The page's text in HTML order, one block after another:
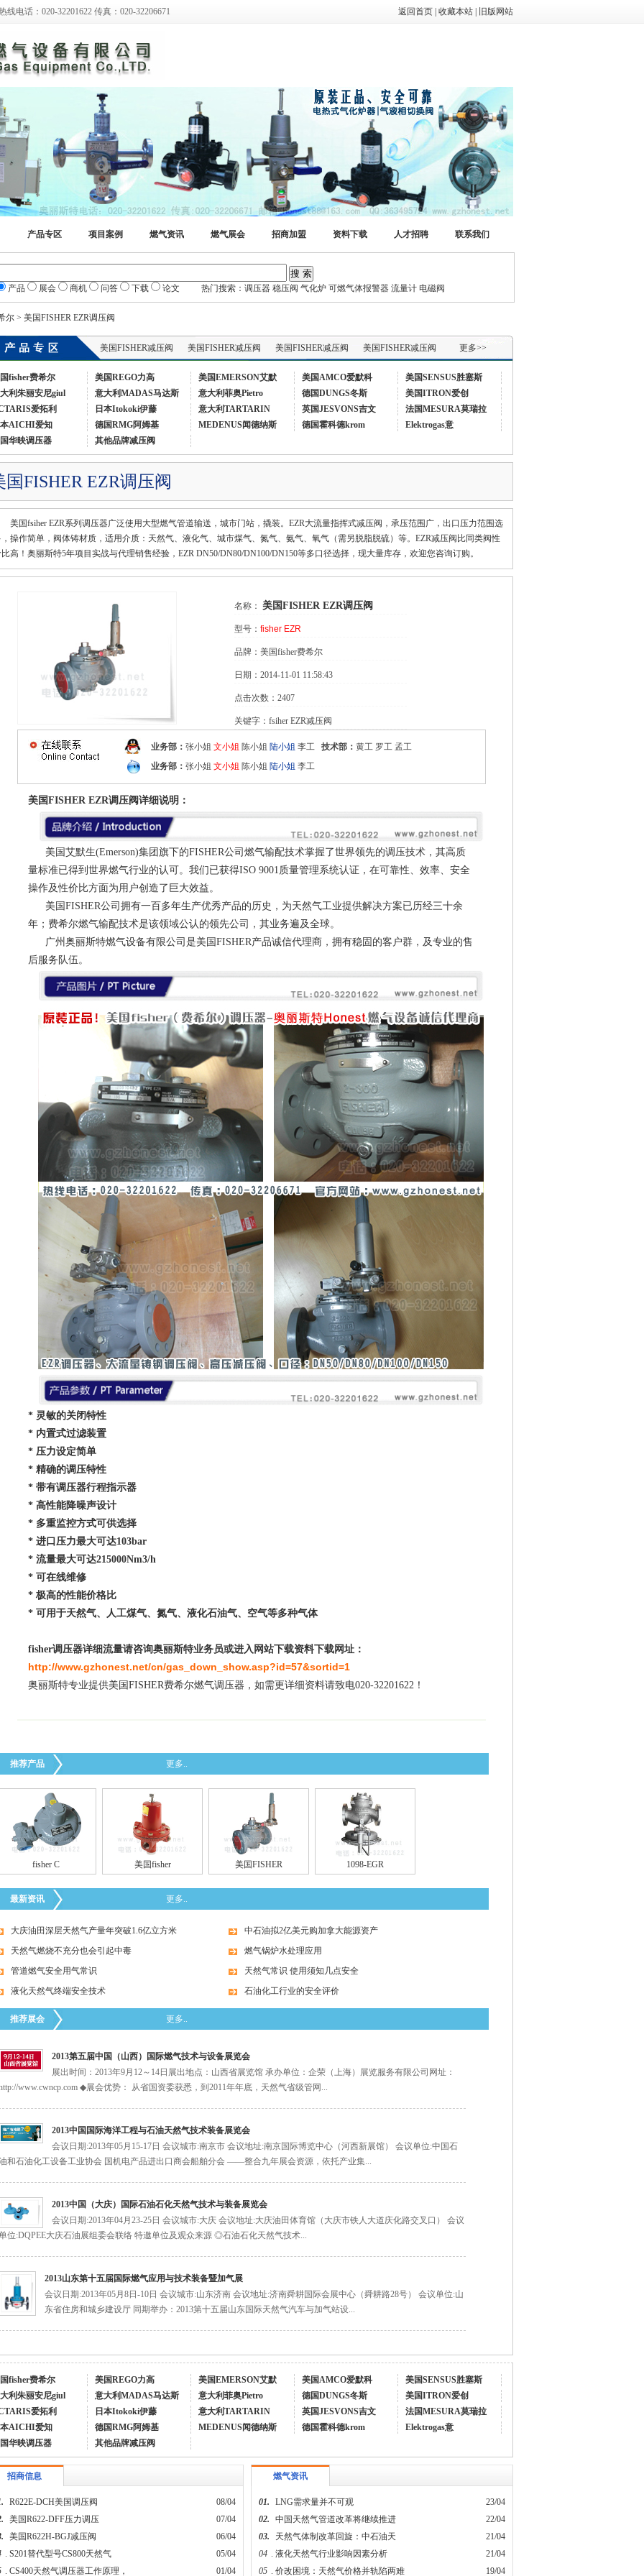
话：020-32201622 传真：020-32206671 返回首页 收藏本站 旧版网站
产品专区 项目案例 燃气资讯 燃气展会 招商加盟 资料下载 人才招聘 联系我们
产品 展会 商机 问答 下载 论文 热门搜索：调压器 稳压阀 气化炉 可燃气体报警器 流量计 电磁阀
> 美国FISHER EZR调压阀
美国FISHER减压阀 美国FISHER减压阀 美国FISHER减压阀 美国FISHER减压阀 更多>>
fisher费希尔 美国REGO力高 美国EMERSON艾默 美国AMCO爱默科
美国SENSUS胜塞斯
利朱丽安尼giul
意大利MADAS马达斯 意大利菲奥Pietro 德国DUNGS冬斯
美国ITRON爱创
爱拓利
日本Itokoki伊藤 意大利TARTARIN 英国JESVONS吉文
法国MESURA莫瑞拉
本AICHI爱知
德国RMG阿姆基 MEDENUS闻德纳斯 德国霍科德krom
Elektrogas意
华映调压器
其他品牌减压阀
国FISHER EZR调压阀
美国fsiher EZR系列调压器广泛使用大型燃气管道输送，城市门站，撬装。EZR大流量指挥式减压阀，承压范围广，出口压力范围选
，操作简单，阀体铸材质，适用介质：天然气、液化气、城市煤气、氮气、氨气、氧气（需另脱脂脱硫）等。EZR减压阀比同类阀性
高！奥丽斯特5年项目实战与代理销售经验，EZR DN50/DN80/DN100/DN150等多口径选择，现大量库存，欢迎您咨询订购。
名称： 美国FISHER EZR调压阀
型号： fisher EZR
品牌：美国fisher费希尔
日期：2014-11-01 11:58:43
点击次数：2407
关键字：fsiher EZR减压阀
业务部：张小姐文小姐 陈小姐 陆小姐 李工 技术部：黄工 罗工 孟工
业务部：张小姐文小姐 陈小姐 陆小姐 李工
美国FISHER EZR调压阀详细说明：
美国艾默生(Emerson)集团旗下的FISHER公司燃气输配技术掌握了世界领先的调压技术，其高质
量标准已得到世界燃气行业的认可。我们已获得ISO 9001质量管理系统认证，在可靠性、效率、安全
操作及性价比方面为用户创造了巨大效益。
美国FISHER公司拥有一百多年生产优秀产品的历史，为天然气工业提供解决方案已历经三十余
年；费希尔燃气输配技术是该领域公认的领先公司，其业务遍及全球。
广州奥丽斯特燃气设备有限公司是美国FISHER产品诚信代理商，拥有稳固的客户群，及专业的售
后服务队伍。
* 灵敏的关闭特性
* 内置式过滤装置
* 压力设定简单
* 精确的调压特性
* 带有调压器行程指示器
* 高性能降噪声设计
* 多重监控方式可供选择
* 进口压力最大可达103bar
* 流量最大可达215000Nm3/h
* 可在线维修
* 极高的性能价格比
* 可用于天然气、人工煤气、氮气、液化石油气、空气等多种气体
fisher调压器详细流量请咨询奥丽斯特业务员或进入网站下载资料下载网址：
http://www.gzhonest.net/cn/gas_down_show.asp?id=57&sortid=1
奥丽斯特专业提供美国FISHER费希尔燃气调压器，如需更详细资料请致电020-32201622！
推荐产品 更多..
fisher C 美国fisher 美国FISHER 1098-EGR
最新资讯 更多..
大庆油田深层天然气产量年突破1.6亿立方米
中石油拟2亿美元购加拿大能源资产
天然气燃烧不充分也会引起中毒
燃气锅炉水处理应用
管道燃气安全用气常识
天然气常识 使用须知几点安全
液化天然气终端安全技术
石油化工行业的安全评价
推荐展会 更多..
2013第五届中国（山西）国际燃气技术与设备展览会
展出时间：2013年9月12～14日展出地点：山西省展览馆 承办单位：企荣（上海）展览服务有限公司网址：
www.cwncp.com ◆展会优势： 从省国资委获悉，到2011年年底，天然气省级管网...
2013中国国际海洋工程与石油天然气技术装备展览会
会议日期:2013年05月15-17日 会议城市:南京市 会议地址:南京国际博览中心（河西新展馆） 会议单位:中国石
和石油化工设备工业协会 国机电产品进出口商会船舶分会 ——整合九年展会资源，依托产业集...
2013中国（大庆）国际石油石化天然气技术与装备展览会
会议日期:2013年04月23-25日 会议城市:大庆 会议地址:大庆油田体育馆（大庆市铁人大道庆化路交叉口） 会议
位:DQPEE大庆石油展组委会联络 特邀单位及观众来源 ◎石油石化天然气技术...
2013山东第十五届国际燃气应用与技术装备暨加气展
会议日期:2013年05月8日-10日 会议城市:山东济南 会议地址:济南舜耕国际会展中心（舜耕路28号） 会议单位:山
东省住房和城乡建设厅 同期举办：2013第十五届山东国际天然气汽车与加气站设...
fisher费希尔 美国REGO力高 美国EMERSON艾默 美国AMCO爱默科
美国SENSUS胜塞斯
利朱丽安尼giul
意大利MADAS马达斯 意大利菲奥Pietro 德国DUNGS冬斯
美国ITRON爱创
爱拓利
日本Itokoki伊藤 意大利TARTARIN 英国JESVONS吉文
法国MESURA莫瑞拉
本AICHI爱知
德国RMG阿姆基 MEDENUS闻德纳斯 德国霍科德krom
Elektrogas意
华映调压器
其他品牌减压阀
招商信息
08/04
R622E-DCH美国调压阀
07/04
美国R622-DFF压力调压
06/04
美国R622H-BGJ减压阀
05/04
. S201替代型号CS800天然气
01/04
. CS400天然气调压器工作原理，
燃气资讯
23/04
01.
LNG需求量并不可观
22/04
02.
中国天然气管道改革将继续推进
21/04
03.
天然气体制改革回旋：中石油天
21/04
04 . 液化天然气行业影响因素分析
19/04
05 . 价改困境：天然气价格并轨陷两难